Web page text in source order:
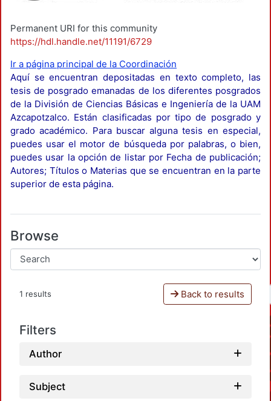
Permanent URI for this community
https://hdl.handle.net/11191/6729
Ir a página principal de la Coordinación
Aquí se encuentran depositadas en texto completo, las
tesis de posgrado emanadas de los diferentes posgrados
de la División de Ciencias Básicas e Ingeniería de la UAM
Azcapotzalco. Están clasificadas por tipo de posgrado y
grado académico. Para buscar alguna tesis en especial,
puedes usar el motor de búsqueda por palabras, o bien,
puedes usar la opción de listar por Fecha de publicación;
Autores; Títulos o Materias que se encuentran en la parte
superior de esta página.
Browse
1 results Back to results
Filters
Author
Subject